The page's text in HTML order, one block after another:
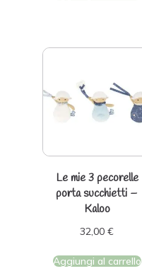
Le mie 3 pecorelle
porta succhietti –
Kaloo
32,00 €
Aggiungi al carrello